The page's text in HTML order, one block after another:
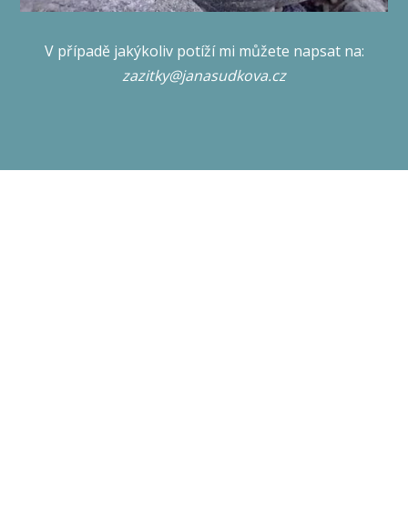
V případě jakýkoliv potíží mi můžete napsat na:
zazitky@janasudkova.cz